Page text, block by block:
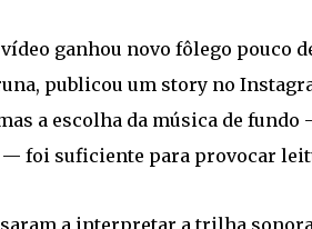
ganhou novo fôlego pouco
publicou um story no
a escolha da música de fundo
foi suficiente para provocar
a interpretar a trilha